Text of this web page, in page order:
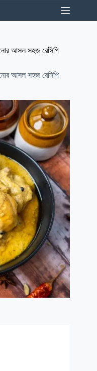
আসল সহজ রেসিপি
আসল সহজ রেসিপি